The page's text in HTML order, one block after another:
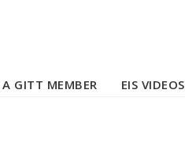
GITT MEMBER EIS VIDEOS